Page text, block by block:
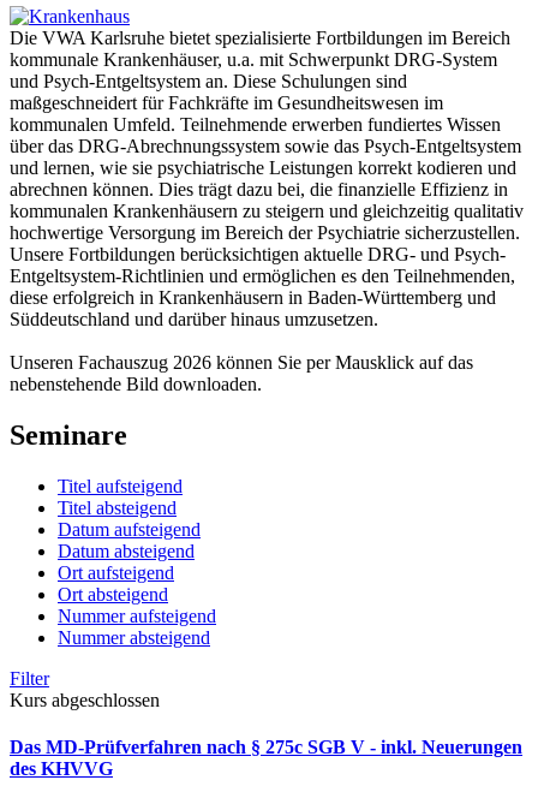
Die VWA Karlsruhe bietet spezialisierte Fortbildungen im Bereich
kommunale Krankenhäuser, u.a. mit Schwerpunkt DRG-System
und Psych-Entgeltsystem an. Diese Schulungen sind
maßgeschneidert für Fachkräfte im Gesundheitswesen im
kommunalen Umfeld. Teilnehmende erwerben fundiertes Wissen
über das DRG-Abrechnungssystem sowie das Psych-Entgeltsystem
und lernen, wie sie psychiatrische Leistungen korrekt kodieren und
abrechnen können. Dies trägt dazu bei, die finanzielle Effizienz in
kommunalen Krankenhäusern zu steigern und gleichzeitig qualitativ
hochwertige Versorgung im Bereich der Psychiatrie sicherzustellen.
Unsere Fortbildungen berücksichtigen aktuelle DRG- und Psych-
Entgeltsystem-Richtlinien und ermöglichen es den Teilnehmenden,
diese erfolgreich in Krankenhäusern in Baden-Württemberg und
Süddeutschland und darüber hinaus umzusetzen.
Unseren Fachauszug 2026 können Sie per Mausklick auf das
nebenstehende Bild downloaden.
Seminare
Titel aufsteigend
Titel absteigend
Datum aufsteigend
Datum absteigend
Ort aufsteigend
Ort absteigend
Nummer aufsteigend
Nummer absteigend
Filter
Kurs abgeschlossen
Das MD-Prüfverfahren nach § 275c SGB V - inkl. Neuerungen
des KHVVG